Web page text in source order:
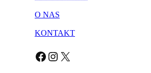
O NAS
KONTAKT
Facebook Instagram X